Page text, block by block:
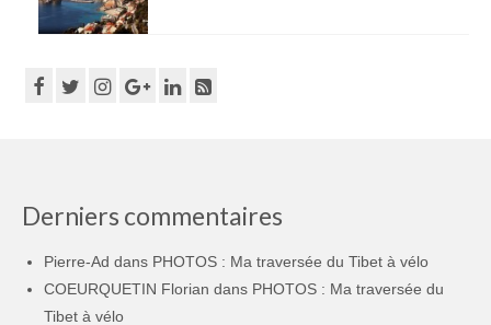
Derniers commentaires
Pierre-Ad dans PHOTOS : Ma traversée du Tibet à vélo
COEURQUETIN Florian dans PHOTOS : Ma traversée du
Tibet à vélo